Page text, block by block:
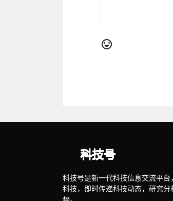
科技号是新一代科技信息交流平台
科技，即时传递科技动态，研究分